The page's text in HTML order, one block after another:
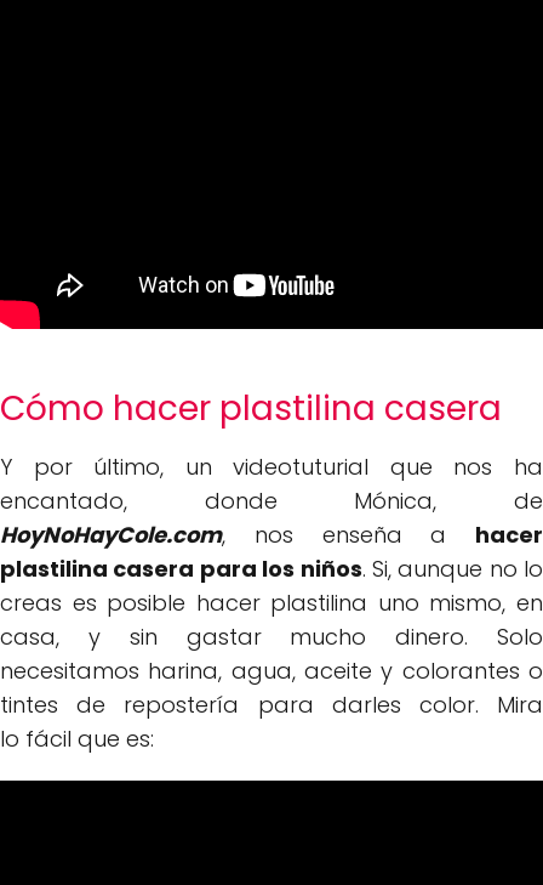
Cómo hacer plastilina casera
Y por último, un videotuturial que nos ha
encantado, donde Mónica, de
HoyNoHayCole.com, nos enseña a hacer
plastilina casera para los niños. Si, aunque no lo
creas es posible hacer plastilina uno mismo, en
casa, y sin gastar mucho dinero. Solo
necesitamos harina, agua, aceite y colorantes o
tintes de repostería para darles color. Mira
lo fácil que es: